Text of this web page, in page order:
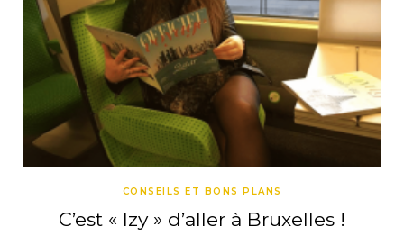
CONSEILS ET BONS PLANS
C’est « Izy » d’aller à Bruxelles !